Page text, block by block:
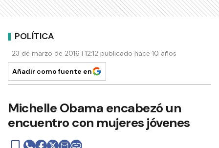
POLÍTICA
23 de marzo de 2016 | 12:12 publicado hace 10 años
Añadir como fuente en
Michelle Obama encabezó un
encuentro con mujeres jóvenes